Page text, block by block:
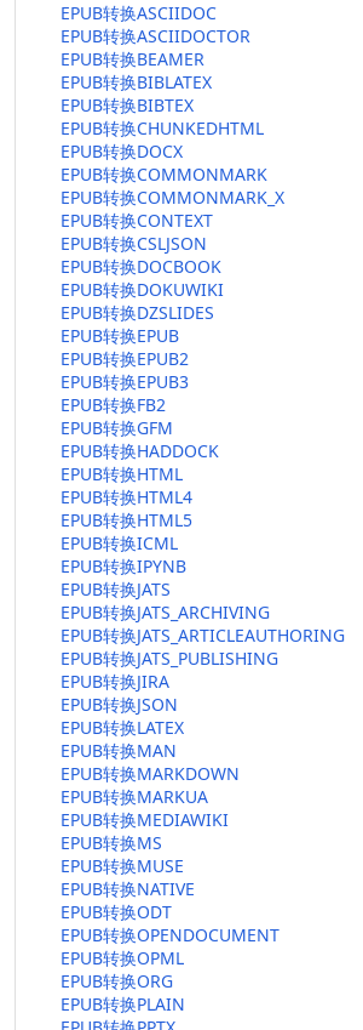
EPUB转换ASCIIDOC
EPUB转换ASCIIDOCTOR
EPUB转换BEAMER
EPUB转换BIBLATEX
EPUB转换BIBTEX
EPUB转换CHUNKEDHTML
EPUB转换DOCX
EPUB转换COMMONMARK
EPUB转换COMMONMARK_X
EPUB转换CONTEXT
EPUB转换CSLJSON
EPUB转换DOCBOOK
EPUB转换DOKUWIKI
EPUB转换DZSLIDES
EPUB转换EPUB
EPUB转换EPUB2
EPUB转换EPUB3
EPUB转换FB2
EPUB转换GFM
EPUB转换HADDOCK
EPUB转换HTML
EPUB转换HTML4
EPUB转换HTML5
EPUB转换ICML
EPUB转换IPYNB
EPUB转换JATS
EPUB转换JATS_ARCHIVING
EPUB转换JATS_ARTICLEAUTHORING
EPUB转换JATS_PUBLISHING
EPUB转换JIRA
EPUB转换JSON
EPUB转换LATEX
EPUB转换MAN
EPUB转换MARKDOWN
EPUB转换MARKUA
EPUB转换MEDIAWIKI
EPUB转换MS
EPUB转换MUSE
EPUB转换NATIVE
EPUB转换ODT
EPUB转换OPENDOCUMENT
EPUB转换OPML
EPUB转换ORG
EPUB转换PLAIN